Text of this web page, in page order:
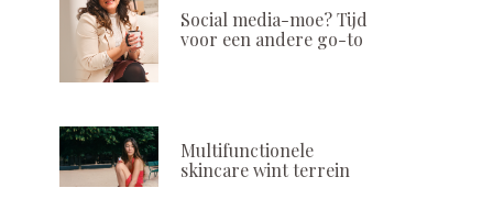
Social media-moe? Tijd
voor een andere go-to
Multifunctionele
skincare wint terrein